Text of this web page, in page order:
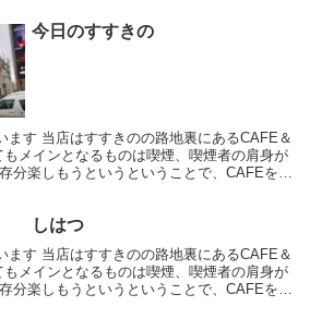
今日のすすきの
ます 当店はすすきのの路地裏にあるCAFE＆
メインとなるものは喫煙、喫煙者の肩身が
分楽しもうというということで、CAFEを名
しはつ
ます 当店はすすきのの路地裏にあるCAFE＆
メインとなるものは喫煙、喫煙者の肩身が
分楽しもうというということで、CAFEを名